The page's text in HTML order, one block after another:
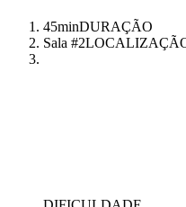
45minDURAÇÃO
Sala #2